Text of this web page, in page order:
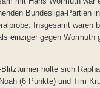
Bundesliga-Partien
Insgesamt waren
einziger gegen Wormuth
holte sich
(6 Punkte) und Tim